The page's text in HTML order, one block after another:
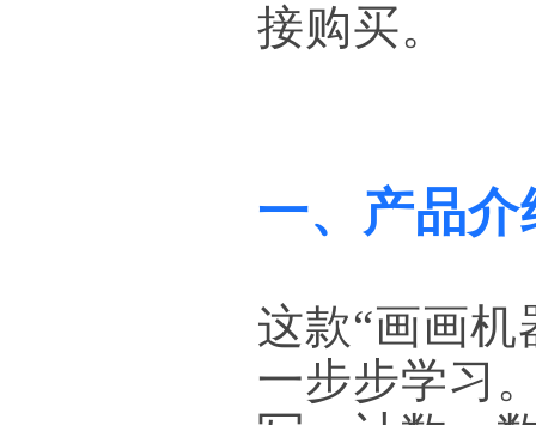
接购买。
一、产品介
这款“画画
一步步学习